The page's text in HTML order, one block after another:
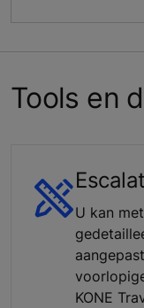
Tools en
U kan
KONE